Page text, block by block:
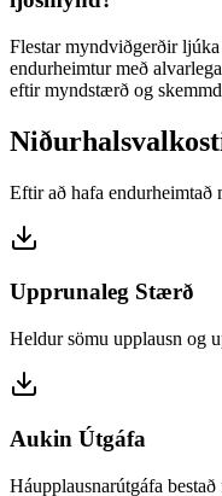
Flestar myndviðgerðir
endurheimtur með
eftir myndstærð og
Eftir að hafa
Upprunaleg Stærð
Heldur sömu upplausn og
Aukin Útgáfa
Háupplausnarútgáfa